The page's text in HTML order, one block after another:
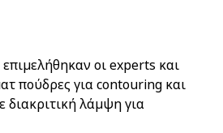
οι experts και
πούδρες για contouring και
διακριτική λάμψη για